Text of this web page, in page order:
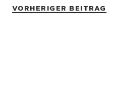
VORHERIGER BEITRAG